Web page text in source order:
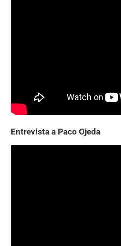
Entrevista a Paco Ojeda